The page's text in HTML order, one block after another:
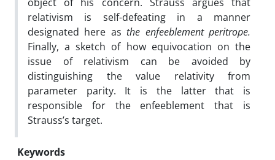
relativism is self-defeating in a manner
designated here asthe enfeeblement peritrope.
Finally, a sketch of how equivocation on the
issue of relativism can be avoided by
distinguishing the value relativity from
parameter parity. It is the latter that is
responsible for the enfeeblement that is
Strauss’s target.
Keywords